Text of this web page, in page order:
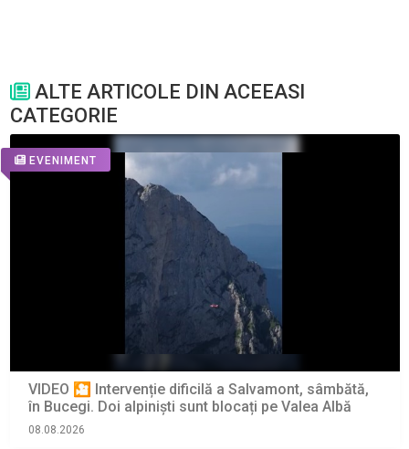
ALTE ARTICOLE DIN ACEEASI
CATEGORIE
EVENIMENT
VIDEO 🎦 Intervenție dificilă a Salvamont, sâmbătă,
în Bucegi. Doi alpiniști sunt blocați pe Valea Albă
08.08.2026